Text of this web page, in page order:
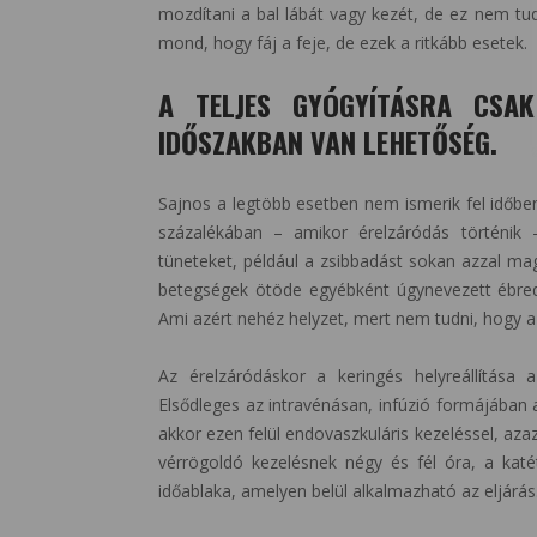
mozdítani a bal lábát vagy kezét, de ez nem
mond, hogy fáj a feje, de ezek a ritkább esetek.
A TELJES GYÓGYÍTÁSRA
IDŐSZAKBAN VAN LEHETŐSÉG.
Sajnos a legtöbb esetben nem ismerik fel
százalékában – amikor érelzáródás
tüneteket, például a zsibbadást sokan azzal
betegségek ötöde egyébként úgynevezett
Ami azért nehéz helyzet, mert nem tudni, hogy
Az érelzáródáskor a keringés helyreállítása
Elsődleges az intravénásan, infúzió
akkor ezen felül endovaszkuláris kezeléssel,
vérrögoldó kezelésnek négy és fél óra, a
időablaka, amelyen belül alkalmazható az eljárás.